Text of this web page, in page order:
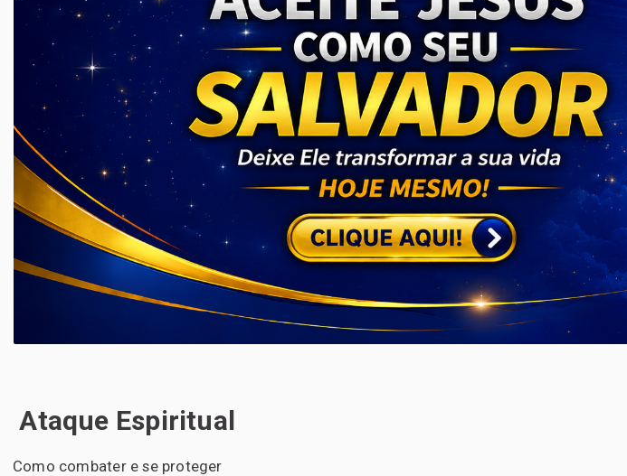
️ Ataque Espiritual
Como combater e se proteger